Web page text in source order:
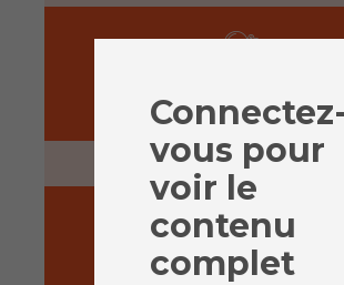
PRÉPARATION
30 minutes
Connectez-
vous pour
voir le
contenu
complet